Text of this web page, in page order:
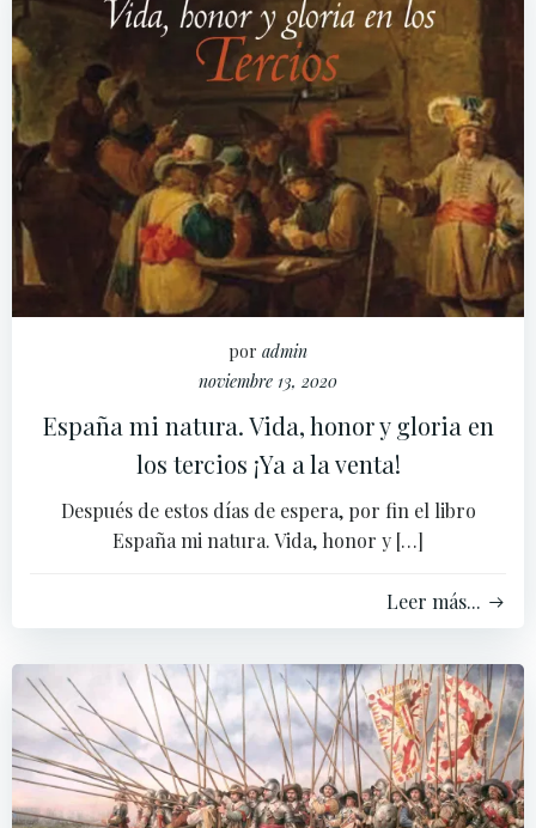
por admin
noviembre 13, 2020
España mi natura. Vida, honor y gloria en
los tercios ¡Ya a la venta!
Después de estos días de espera, por fin el libro
España mi natura. Vida, honor y […]
Leer más...